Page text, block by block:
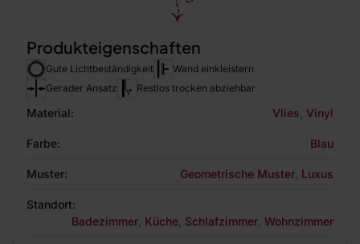
Produkteigenschaften
Gute Lichtbeständigkeit
Wand einkleistern
Gerader Ansatz
Restlos trocken abziehbar
Material: Vlies Vinyl
Farbe: Blau
Muster: Geometrische Muster Luxus
Standort:
Badezimmer Küche Schlafzimmer Wohnzimmer